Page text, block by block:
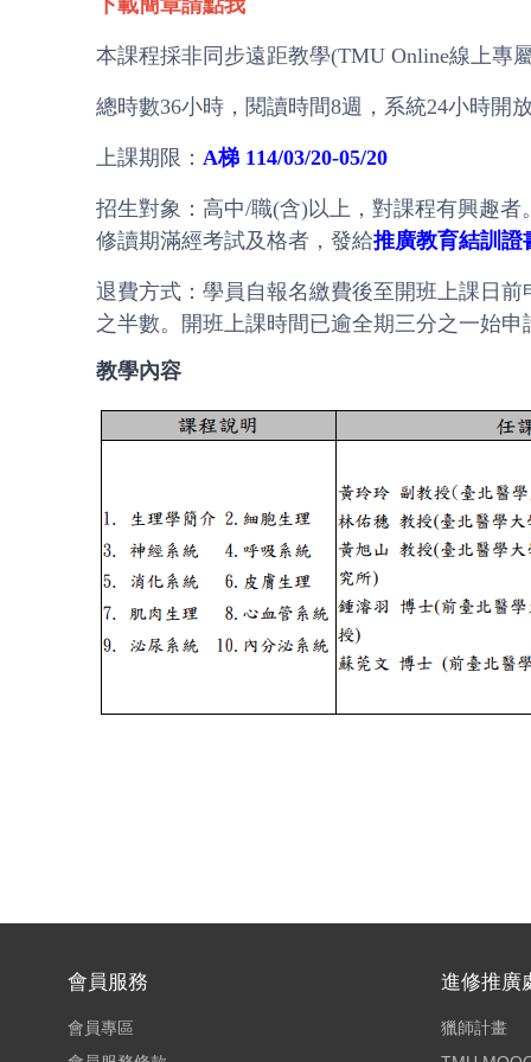
本課程採非同步遠距教學(TMU Online線上專
總時數36小時，閱讀時間8週，系統24小時開
上課期限： A梯 114/03/20-05/20
招生對象：高中/職(含)以上，對課程有興趣
修讀期滿經考試及格者，發給推廣教育結訓證
退費方式：學員自報名繳費後至開班上課日
之半數。開班上課時間已逾全期三分之一始
教學內容
會員服務
會員專區
進修推廣
獵師計畫